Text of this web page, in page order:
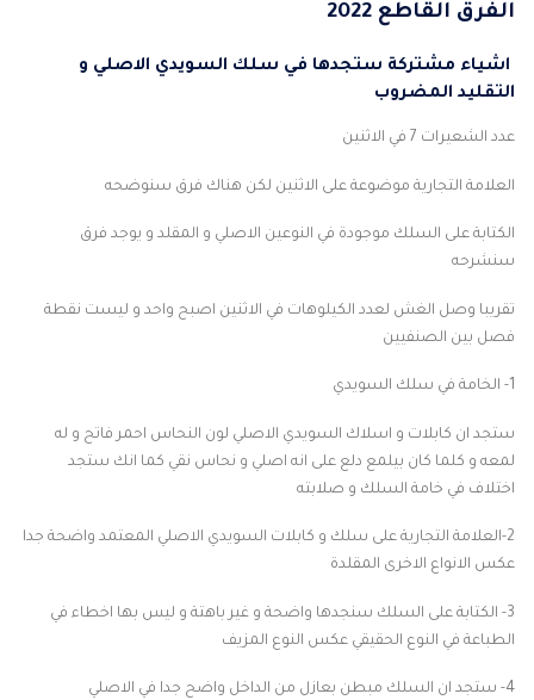
الفرق القاطع 2022
اشياء مشتركة ستجدها في سلك السويدي الاصلي و
التقليد المضروب
عدد الشعيرات 7 في الاثنين
العلامة التجارية موضوعة على الاثنين لكن هناك فرق سنوضحه
الكتابة على السلك موجودة في النوعين الاصلي و المقلد و يوجد فرق
سنشرحه
تقريبا وصل الغش لعدد الكيلوهات في الاثنين اصبح واحد و ليست نقطة
فصل بين الصنفيين
1- الخامة في سلك السويدي
ستجد ان كابلات و اسلاك السويدي الاصلي لون النحاس احمر فاتح و له
لمعه و كلما كان بيلمع دلع على انه اصلي و نحاس نقي كما انك ستجد
اختلاف في خامة السلك و صلابته
2-العلامة التجارية على سلك و كابلات السويدي الاصلي المعتمد واضحة جدا
عكس الانواع الاخرى المقلدة
3- الكتابة على السلك سنجدها واضحة و غير باهتة و ليس بها اخطاء في
الطباعة في النوع الحقيقي عكس النوع المزيف
4- ستجد ان السلك مبطن بعازل من الداخل واضح جدا في الاصلي